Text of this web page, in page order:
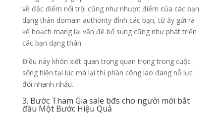
về đặc điểm nổi trội cũng như nhược điểm của các bạn
dạng thân domain authority đình các bạn, từ ấy gửi ra
kế hoạch mang lại vấn đề bổ sung cũng như phát triển
các bạn dạng thân.
Điều này khôn xiết quan trọng quan trọng trong cuộc
sống hiện tại lúc mà lại thị phần công lao đang nỗ lực
đổi nhanh nhảu.
3. Bước Tham Gia sale bđs cho người mới bắt
đầu Một Bước Hiệu Quả